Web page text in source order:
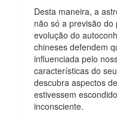
Desta maneira, a
não só a previsão
evolução do
chineses defendem
influenciada pelo
características do
descubra aspectos
estivessem
inconsciente.